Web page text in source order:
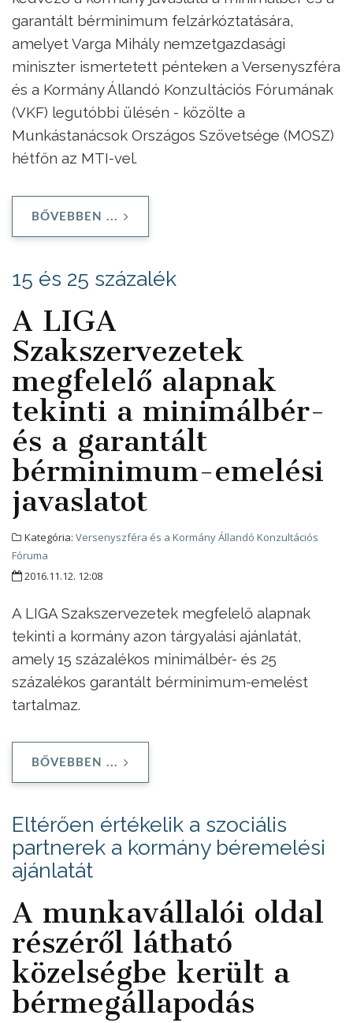
garantált bérminimum felzárkóztatására,
amelyet Varga Mihály nemzetgazdasági
miniszter ismertetett pénteken a Versenyszféra
és a Kormány Állandó Konzultációs Fórumának
(VKF) legutóbbi ülésén - közölte a
Munkástanácsok Országos Szövetsége (MOSZ)
hétfőn az MTI-vel.
BŐVEBBEN ...
15 és 25 százalék
A LIGA
Szakszervezetek
megfelelő alapnak
tekinti a minimálbér-
és a garantált
bérminimum-emelési
javaslatot
Kategória: Versenyszféra és a Kormány Állandó Konzultációs
Fóruma
2016.11.12. 12:08
A LIGA Szakszervezetek megfelelő alapnak
tekinti a kormány azon tárgyalási ajánlatát,
amely 15 százalékos minimálbér- és 25
százalékos garantált bérminimum-emelést
tartalmaz.
BŐVEBBEN ...
Eltérően értékelik a szociális
partnerek a kormány béremelési
ajánlatát
A munkavállalói oldal
részéről látható
közelségbe került a
bérmegállapodás